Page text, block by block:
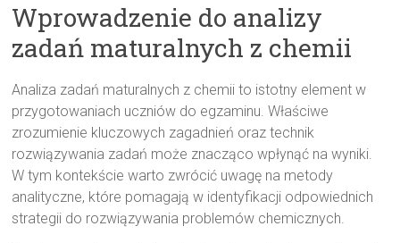
Wprowadzenie do analizy
zadań maturalnych z chemii
Analiza zadań maturalnych z chemii to istotny element w
przygotowaniach uczniów do egzaminu. Właściwe
zrozumienie kluczowych zagadnień oraz technik
rozwiązywania zadań może znacząco wpłynąć na wyniki.
W tym kontekście warto zwrócić uwagę na metody
analityczne, które pomagają w identyfikacji odpowiednich
strategii do rozwiązywania problemów chemicznych.